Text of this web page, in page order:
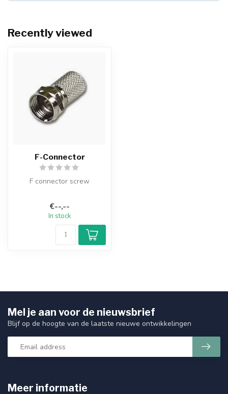
Recently viewed
F-Connector
F connector screw
connector for your cable
thickness. Fo...
€--,--
In stock
Meer informatie
Mel je aan voor de nieuwsbrief
Blijf op de hoogte van de laatste nieuwe ontwikkelingen